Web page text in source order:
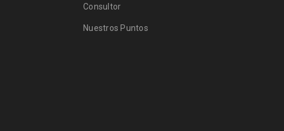
Consultor
Nuestros Puntos